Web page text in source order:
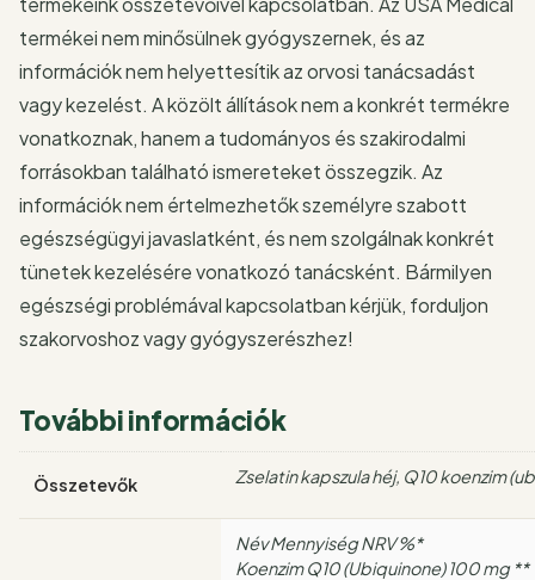
termékei nem minősülnek gyógyszernek, és az
információk nem helyettesítik az orvosi tanácsadást
vagy kezelést. A közölt állítások nem a konkrét termékre
vonatkoznak, hanem a tudományos és szakirodalmi
forrásokban található ismereteket összegzik. Az
információk nem értelmezhetők személyre szabott
egészségügyi javaslatként, és nem szolgálnak konkrét
tünetek kezelésére vonatkozó tanácsként. Bármilyen
egészségi problémával kapcsolatban kérjük, forduljon
szakorvoshoz vagy gyógyszerészhez!
További információk
Összetevők Zselatin kapszula héj, Q10 koenzim
Név Mennyiség NRV %*
Koenzim Q10 (Ubiquinone) 100 mg **